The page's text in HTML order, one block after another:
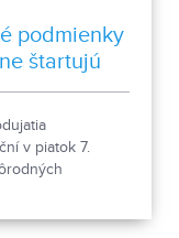
podmienky
štartujú
v piatok 7.